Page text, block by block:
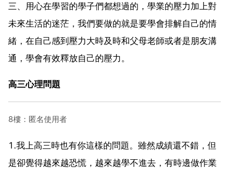
三、用心在學習的學子們都想過的，學業的壓力加上對
未來生活的迷茫，我們要做的就是要學會排解自己的情
緒，在自己感到壓力大時及時和父母老師或者是朋友溝
通，學會有效釋放自己的壓力。
高三心理問題
8樓：匿名使用者
1.我上高三時也有你這樣的問題。雖然成績還不錯，但
是卻覺得越來越恐慌，越來越學不進去，有時邊做作業